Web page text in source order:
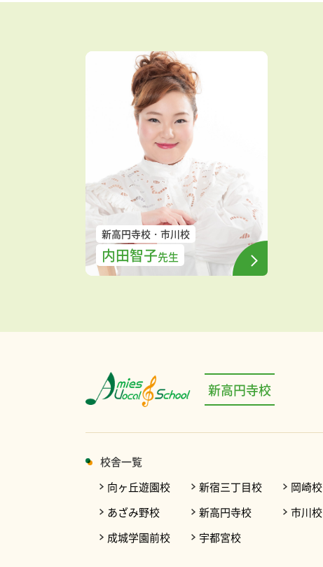
新高円寺校 市川校
内田智子先生
新高円寺校
校舎一覧
向ヶ丘遊園校
あざみ野校
成城学園前校
新宿三丁目校
新高円寺校
宇都宮校
岡崎校
市川校